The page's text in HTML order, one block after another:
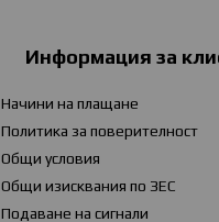
Информация за
Начини на плащане
Политика за поверителност
Общи условия
Общи изисквания по ЗЕС
Подаване на сигнали